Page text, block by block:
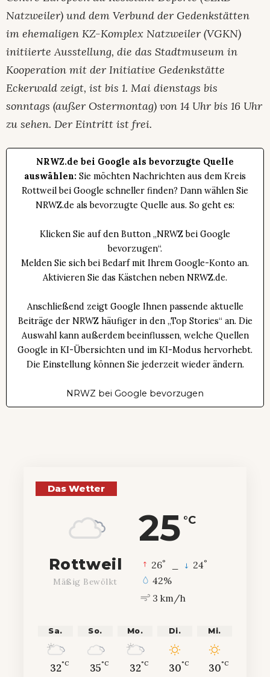
Natzweiler) und dem Verbund der Gedenkstätten
im ehemaligen KZ-Komplex Natzweiler (VGKN)
initiierte Ausstellung, die das Stadtmuseum in
Kooperation mit der Initiative Gedenkstätte
Eckerwald zeigt, ist bis 1. Mai dienstags bis
sonntags (außer Ostermontag) von 14 Uhr bis 16 Uhr
zu sehen. Der Eintritt ist frei.
NRWZ.de bei Google als bevorzugte Quelle
auswählen: Sie möchten Nachrichten aus dem Kreis
Rottweil bei Google schneller finden? Dann wählen Sie
NRWZ.de als bevorzugte Quelle aus. So geht es:
Klicken Sie auf den Button „NRWZ bei Google
bevorzugen“.
Melden Sie sich bei Bedarf mit Ihrem Google-Konto an.
Aktivieren Sie das Kästchen neben NRWZ.de.
Anschließend zeigt Google Ihnen passende aktuelle
Beiträge der NRWZ häufiger in den „Top Stories“ an. Die
Auswahl kann außerdem beeinflussen, welche Quellen
Google in KI-Übersichten und im KI-Modus hervorhebt.
Die Einstellung können Sie jederzeit wieder ändern.
NRWZ bei Google bevorzugen
Das Wetter
25 °C
Rottweil
Mäßig Bewölkt
26° 24°
42%
3 km/h
Sa.
32°C
So.
35°C
Mo.
32°C
Di.
30°C
Mi.
30°C